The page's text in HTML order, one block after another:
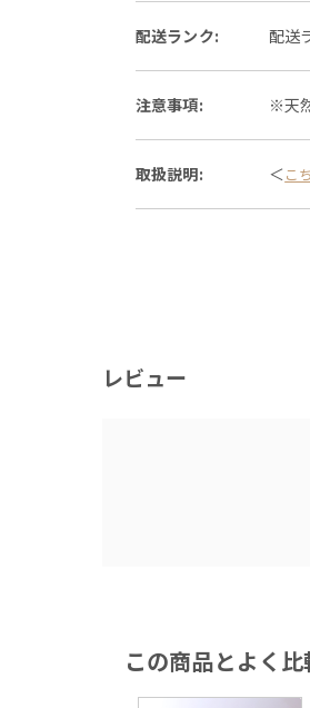
配送ランク: 配送
注意事項: ※天
取扱説明: ＜こ
レビュー
この商品とよく